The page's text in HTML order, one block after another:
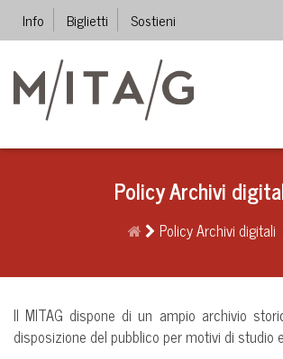
Info Biglietti Sostieni
Policy Archivi
Policy Archivi digitali
Il MITAG dispone di un ampio archivio
disposizione del pubblico per motivi di studio